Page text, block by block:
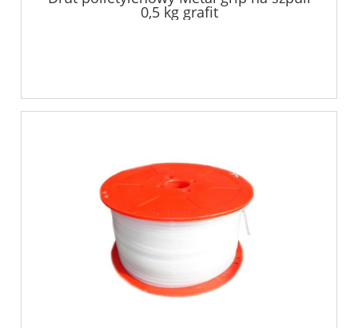
0,5 kg grafit